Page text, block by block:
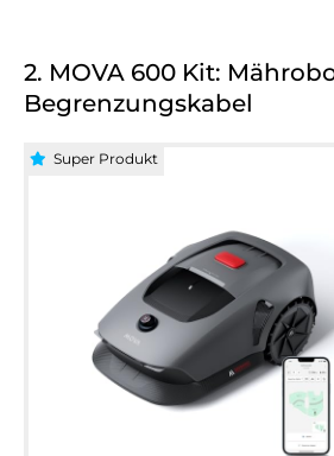
2. MOVA 600 Kit:
Begrenzungskabel
Super Produkt